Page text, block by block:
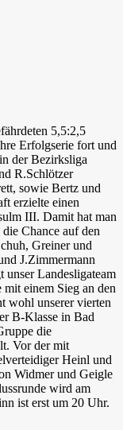
5,5:2,5
Erfolgserie fort und
der Bezirksliga
R.Schlötzer
sowie Bertz und
erzielte einen
III. Damit hat man
Chance auf den
Greiner und
J.Zimmermann
Landesligateam
einem Sieg an den
wohl unserer vierten
B-Klasse in Bad
die
Vor der mit
Heinl und
Widmer und Geigle
wird am
ist erst um 20 Uhr.